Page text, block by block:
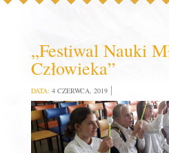
„Festiwal Nauki
Człowieka”
DATA: 4 CZERWCA, 2019